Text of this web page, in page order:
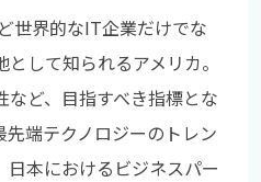
世界的なIT企業だけでな
して知られるアメリカ。
ど、目指すべき指標とな
先端テクノロジーのトレン
日本におけるビジネスパー